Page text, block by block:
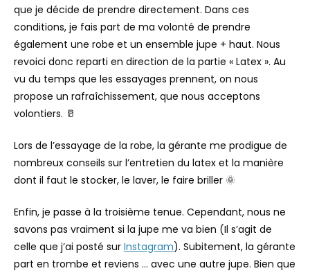
que je décide de prendre directement. Dans ces
conditions, je fais part de ma volonté de prendre
également une robe et un ensemble jupe + haut. Nous
revoici donc reparti en direction de la partie « Latex ». Au
vu du temps que les essayages prennent, on nous
propose un rafraîchissement, que nous acceptons
volontiers. 🥛
Lors de l’essayage de la robe, la gérante me prodigue de
nombreux conseils sur l’entretien du latex et la manière
dont il faut le stocker, le laver, le faire briller 🌞
Enfin, je passe à la troisième tenue. Cependant, nous ne
savons pas vraiment si la jupe me va bien (Il s’agit de
celle que j’ai posté sur Instagram). Subitement, la gérante
part en trombe et reviens … avec une autre jupe. Bien que